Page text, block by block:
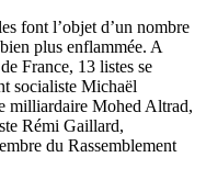
font l’objet d’un nombre
plus enflammée. A
France, 13 listes se
socialiste Michaël
milliardaire Mohed Altrad,
Rémi Gaillard,
du Rassemblement